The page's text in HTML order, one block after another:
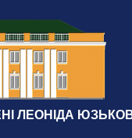
ЛЕОНІДА